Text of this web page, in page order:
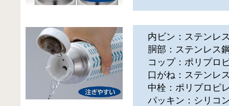
内ビン：ステンレ
胴部：ステンレス
コップ：ポリプロ
口がね：ステンレ
中栓：ポリプロピ
パッキン：シリコ